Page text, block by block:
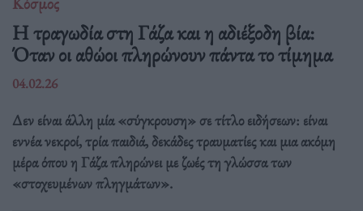
Η τραγωδία στη Γάζα και η αδιέξοδη βία:
Όταν οι αθώοι πληρώνουν πάντα το τίμημα
04.02.26
Δεν είναι άλλη μία «σύγκρουση» σε τίτλο ειδήσεων: είναι
εννέα νεκροί, τρία παιδιά, δεκάδες τραυματίες και μια ακόμη
μέρα όπου η Γάζα πληρώνει με ζωές τη γλώσσα των
«στοχευμένων πληγμάτων».